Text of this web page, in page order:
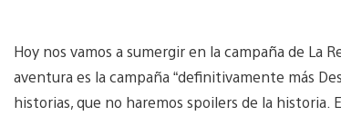
Hoy nos vamos a sumergir en la campaña de La
aventura es la campaña “definitivamente más
historias, que no haremos spoilers de la historia.